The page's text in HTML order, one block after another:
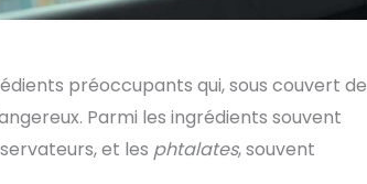
préoccupants qui, sous couvert de
Parmi les ingrédients souvent
et les phtalates, souvent